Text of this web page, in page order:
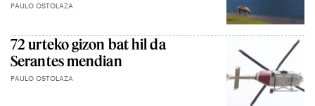
PAULO OSTOLAZA
72 urteko gizon bat hil da
Serantes mendian
PAULO OSTOLAZA